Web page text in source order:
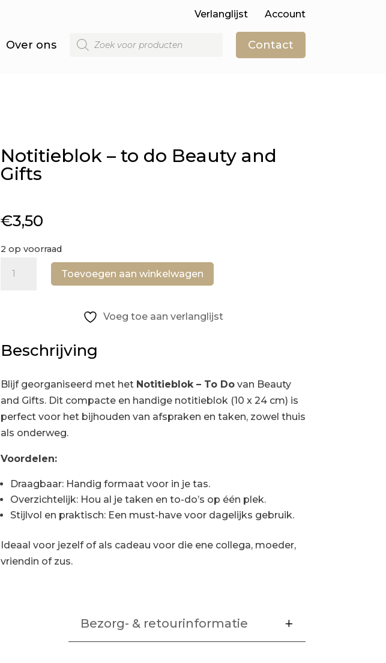
Verlanglijst Account
Over ons
Producten
zoeken Contact
Notitieblok – to do Beauty and
Gifts
€3,50
2 op voorraad
Notitieblok
and
aantal
Toevoegen aan winkelwagen
Voeg toe aan verlanglijst
Beschrijving
Blijf georganiseerd met het Notitieblok – To Dovan Beauty
and Gifts. Dit compacte en handige notitieblok (10 x 24 cm) is
perfect voor het bijhouden van afspraken en taken, zowel thuis
als onderweg.
Voordelen:
Draagbaar: Handig formaat voor in je tas.
Overzichtelijk: Hou al je taken en to-do’s op één plek.
Stijlvol en praktisch: Een must-have voor dagelijks gebruik.
Ideaal voor jezelf of als cadeau voor die ene collega, moeder,
vriendin of zus.
Bezorg- & retourinformatie